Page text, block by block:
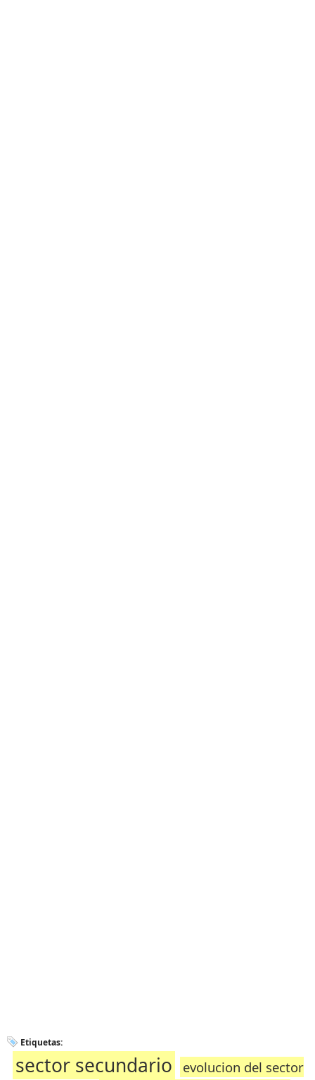
Etiquetas:
sector secundario
evolucion del sector